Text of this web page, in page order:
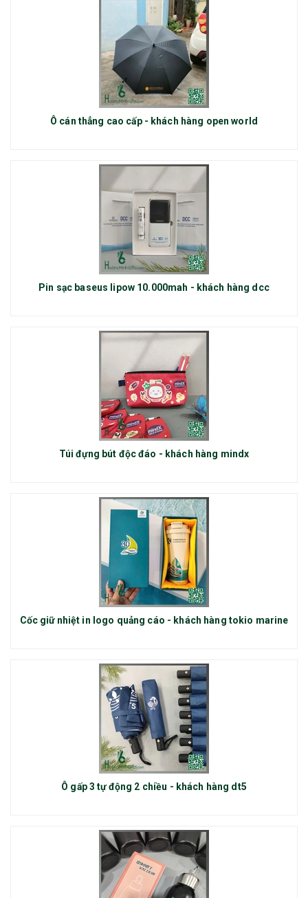
Ô cán thẳng cao cấp - khách hàng open world
Pin sạc baseus lipow 10.000mah - khách hàng dcc
Túi đựng bút độc đáo - khách hàng mindx
Cốc giữ nhiệt in logo quảng cáo - khách hàng tokio marine
Ô gấp 3 tự động 2 chiều - khách hàng dt5